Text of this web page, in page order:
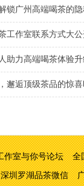
锁广州高端喝茶的
工作室联系方式大
助力高端喝茶体验
邂逅顶级茶品的惊
作室与你号论坛 全
深圳罗湖品茶微信